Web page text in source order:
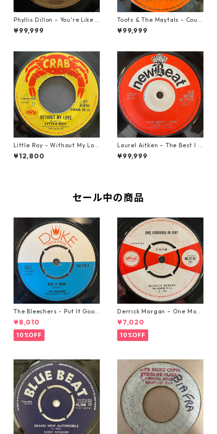
Phyllis Dillon - You're Like H
eaven To Me【7-21913】
¥99,999
Toots & The Maytals - Coun
try Road【7-21951】
¥99,999
Little Roy - Without My Lov
e【7-21990】
¥12,800
Laurel Aitken ‎– The Best I C
an【7-22012】
¥99,999
セール中の商品
The Bleechers - Put It Good
【7-21637】
¥8,010
10%OFF
Derrick Morgan – One Morn
ing In May【7-21653】
¥7,020
10%OFF